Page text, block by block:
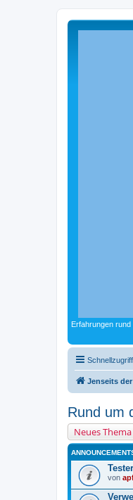
Erfahrungen rund
Schnellzugriff
Jenseits
Rund um
Neues Thema
von